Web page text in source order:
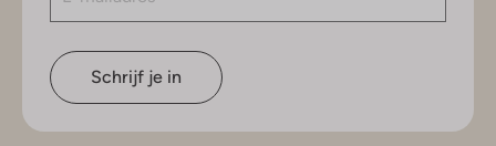
Schrijf je in